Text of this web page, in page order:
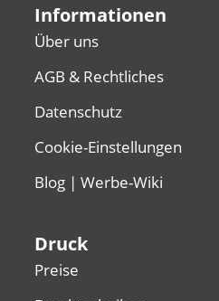
Informationen
Über uns
AGB & Rechtliches
Datenschutz
Cookie-Einstellungen
Blog | Werbe-Wiki
Druck
Preise